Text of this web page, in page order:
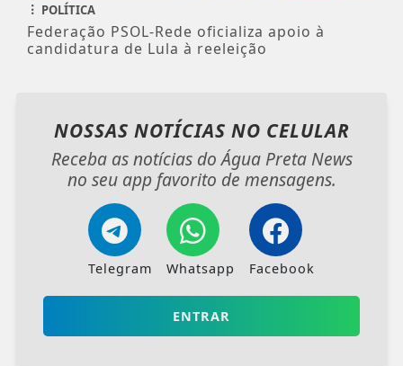
POLÍTICA
Federação PSOL-Rede oficializa apoio à
candidatura de Lula à reeleição
NOSSAS NOTÍCIAS NO CELULAR
Receba as notícias do Água Preta News
no seu app favorito de mensagens.
Telegram Whatsapp Facebook
ENTRAR